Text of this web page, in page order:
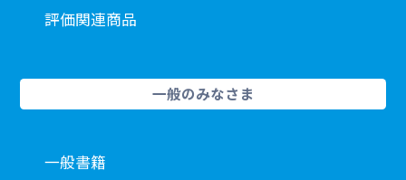
評価関連商品
一般のみなさま
一般書籍